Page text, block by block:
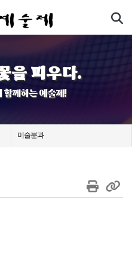
을 피우다.
함께하는 예술제!
미술분과